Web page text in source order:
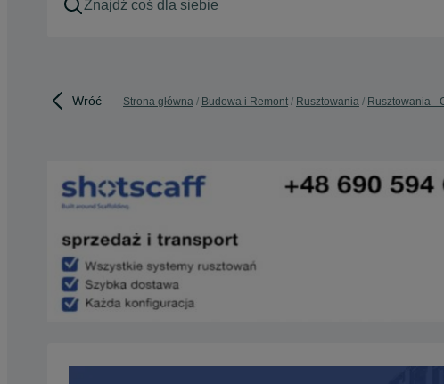
Wróć Strona główna Budowa i Remont Rusztowania Rusztowania -